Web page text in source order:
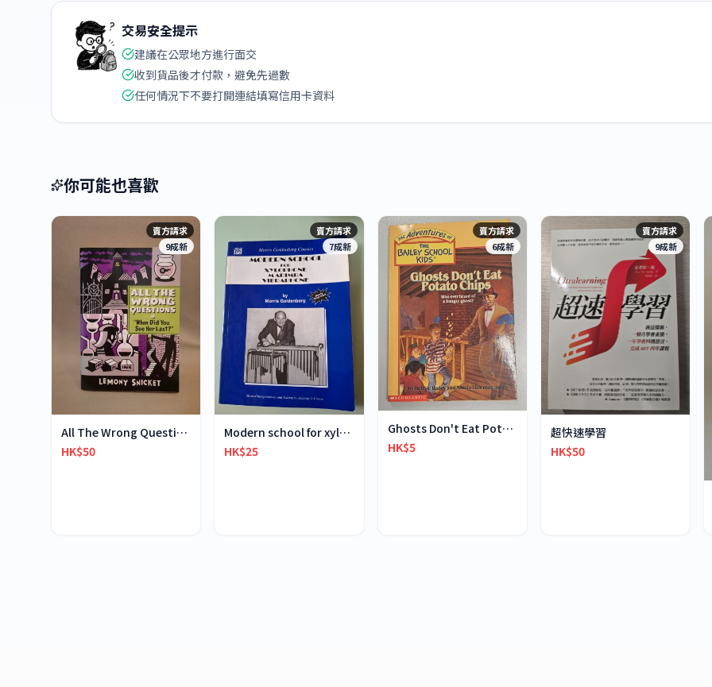
交易安全提示
建議在公眾地方進行面交
收到貨品後才付款，避免先過數
任何情況下不要打開連結填寫信用卡資料
你可能也喜歡
賣方請求
9成新
All The Wrong Questions 2: "When Did You See Her L
HK$50
賣方請求
7成新
Modern school for xylophone marimba vibraphone
HK$25
賣方請求
6成新
Ghosts Don't Eat Potato Chips
HK$5
賣方請求
9成新
超快速學習
HK$50